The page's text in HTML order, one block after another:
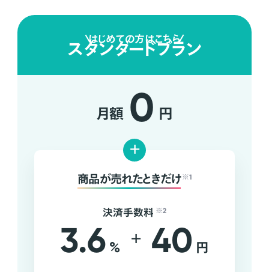
はじめての方はこちら
スタンダードプラン
月額 0 円
+
商品が売れたときだけ ※1
決済手数料 ※2
3.6 % + 40 円